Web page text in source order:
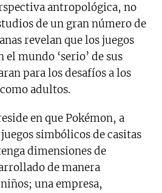
antropológica, no
de un gran número de
revelan que los juegos
mundo ‘serio’ de sus
para los desafíos a los
adultos.
en que Pokémon, a
simbólicos de casitas
dimensiones de
de manera
una empresa,